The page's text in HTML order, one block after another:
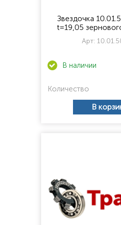
Звездочка
t=19,05
Арт:
Количество
В